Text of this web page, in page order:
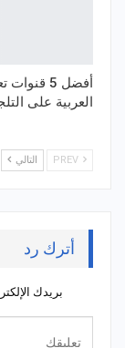
أفضل 5
العربية على
التالي
أترك رد
بريدك